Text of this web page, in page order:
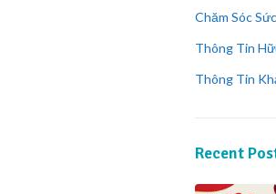
Chăm Sóc
Thông Tin
Thông Tin
Recent